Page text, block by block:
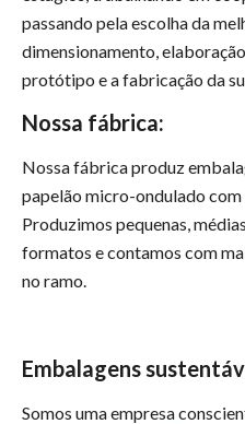
passando pela escolha da
dimensionamento,
protótipo e a fabricação da
Nossa fábrica:
Nossa fábrica produz
papelão micro-ondulado
Produzimos pequenas,
formatos e contamos com
no ramo.
Embalagens
Somos uma empresa